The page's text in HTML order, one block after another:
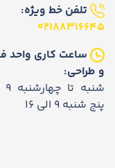
تلفن خط ویژه:
02188316645
ساعت کاری واحد
و طراحی:
شنبه تا چهارشنبه 9 الی 19
پنج شنبه 9 الی 16